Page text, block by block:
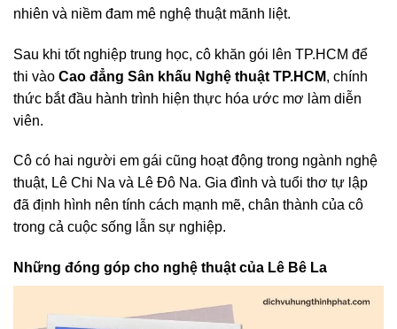
nhiên và niềm đam mê nghệ thuật mãnh liệt.
Sau khi tốt nghiệp trung học, cô khăn gói lên TP.HCM để
thi vào Cao đẳng Sân khấu Nghệ thuật TP.HCM, chính
thức bắt đầu hành trình hiện thực hóa ước mơ làm diễn
viên.
Cô có hai người em gái cũng hoạt động trong ngành nghệ
thuật, Lê Chi Na và Lê Đô Na. Gia đình và tuổi thơ tự lập
đã định hình nên tính cách mạnh mẽ, chân thành của cô
trong cả cuộc sống lẫn sự nghiệp.
Những đóng góp cho nghệ thuật của Lê Bê La